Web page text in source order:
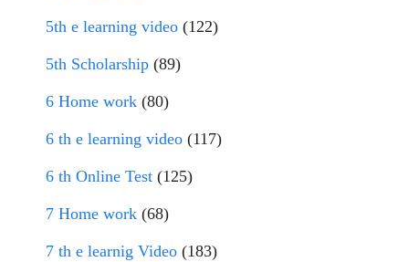
5th e learning video (122)
5th Scholarship (89)
6 Home work (80)
6 th e learning video (117)
6 th Online Test (125)
7 Home work (68)
7 th e learnig Video (183)